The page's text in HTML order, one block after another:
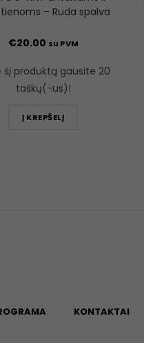
– Ruda spalva
€20.00 su PVM
šį produktą gausite 20
taškų(-us)!
Į KREPŠELĮ
KONTAKTAI